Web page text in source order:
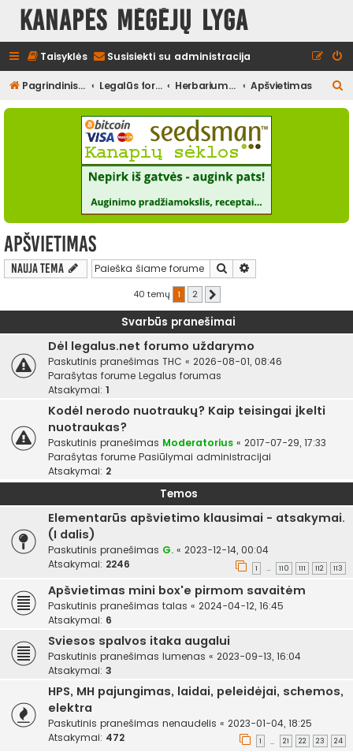
Kanapės mėgėjų lyga
Taisyklės Susisiekti su administracija
Pagrindinis diskusijų puslapis Legalūs forumai Herbariumas Apšvietimas
e
Apšvietimas
Nauja tema Ieškoti
40 temų 1 2
Svarbūs pranešimai
Dėl legalus.net forumo uždarymo
Paskutinis pranešimas THC « 2026-08-01, 08:46
Parašytas forume Legalus forumas
Atsakymai: 1
Kodėl nerodo nuotraukų? Kaip teisingai įkelti
nuotraukas?
Paskutinis pranešimas Moderatorius « 2017-07-29, 17:33
Parašytas forume Pasiūlymai administracijai
Atsakymai: 2
Temos
Elementarūs apšvietimo klausimai - atsakymai.
(I dalis)
Paskutinis pranešimas G. « 2023-12-14, 00:04
Atsakymai: 2246 1 … 110 111 112 113
Apšvietimas mini box'e pirmom savaitėm
Paskutinis pranešimas talas « 2024-04-12, 16:45
Atsakymai: 6
Sviesos spalvos itaka augalui
Paskutinis pranešimas lumenas « 2023-09-13, 16:04
Atsakymai: 3
HPS, MH pajungimas, laidai, peleidėjai, schemos,
elektra
Paskutinis pranešimas nenaudelis « 2023-01-04, 18:25
Atsakymai: 472 1 … 21 22 23 24